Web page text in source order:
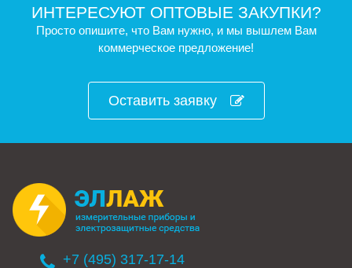
ИНТЕРЕСУЮТ ОПТОВЫЕ ЗАКУПКИ?
Просто опишите, что Вам нужно, и мы вышлем Вам
коммерческое предложение!
Оставить заявку
+7 (495) 317-17-14